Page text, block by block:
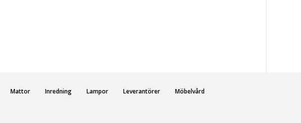
Mattor Inredning Lampor Leverantörer Möbelvård